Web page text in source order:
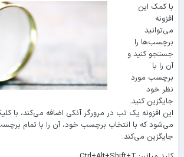
با کمک این
افزونه
می‌توانید
برچسب‌ها را
جستجو کنید و
آن را با
برچسب مورد
نظر خود
جایگزین کنید.
این افزونه یک تب در مرورگر آنکی اضافه می‌کند، با
می‌شود که با انتخاب برچسب خود، آن را با تمام
جایگزین می‌کند.